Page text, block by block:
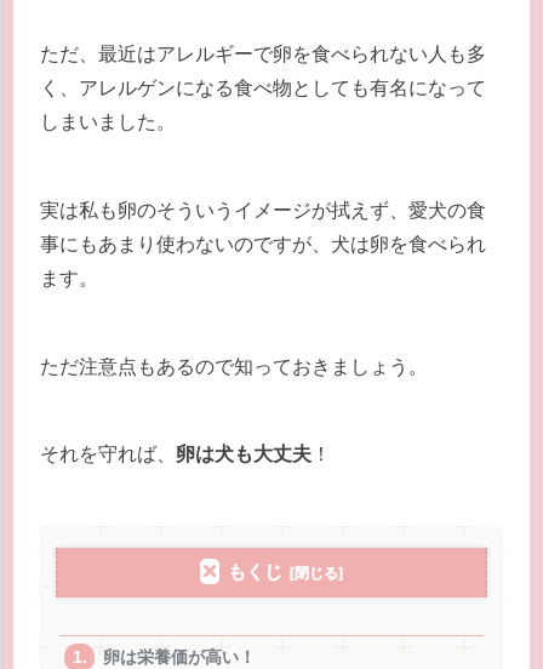
ただ、最近はアレルギーで卵を食べられない人も多
く、アレルゲンになる食べ物としても有名になって
しまいました。
実は私も卵のそういうイメージが拭えず、愛犬の食
事にもあまり使わないのですが、犬は卵を食べられ
ます。
ただ注意点もあるので知っておきましょう。
それを守れば、 卵は犬も大丈夫 ！
もくじ
卵は栄養価が高い！